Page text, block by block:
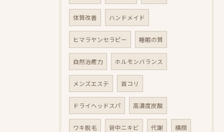
体質改善 ハンドメイド
ヒマラヤンセラピー 睡眠の質
自然治癒力 ホルモンバランス
メンズエステ 首コリ
ドライヘッドスパ 高濃度炭酸
ワキ脱毛 背中ニキビ 代謝 横顔